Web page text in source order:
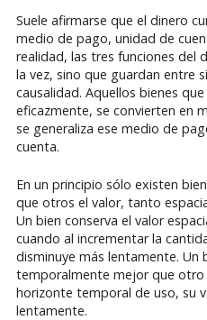
Suele afirmarse que el dinero
medio de pago, unidad de
realidad, las tres funciones del
la vez, sino que guardan entre
causalidad. Aquellos bienes
eficazmente, se convierten en
se generaliza ese medio de
cuenta.
En un principio sólo existen
que otros el valor, tanto
Un bien conserva el valor
cuando al incrementar la
disminuye más lentamente. Un
temporalmente mejor que otro
horizonte temporal de uso, su
lentamente.